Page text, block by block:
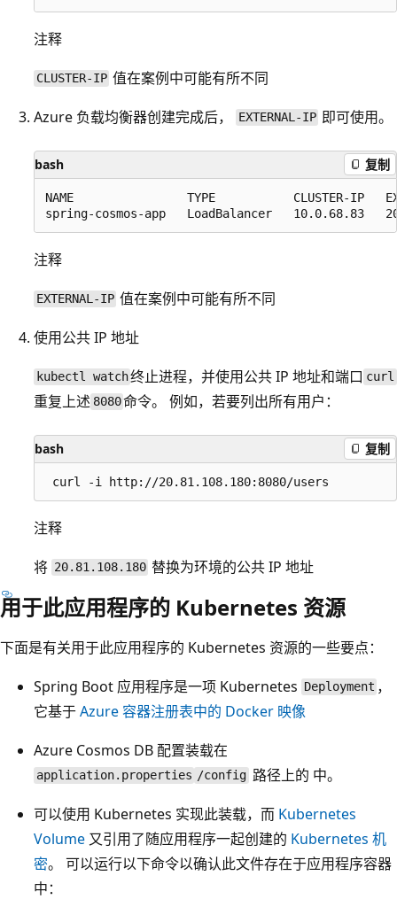
注释
CLUSTER-IP 值在案例中可能有所不同
Azure 负载均衡器创建完成后，
EXTERNAL-IP 即可使用。
bash 复制
NAME                TYPE           CLUSTER-IP
注释
EXTERNAL-IP 值在案例中可能有所不同
使用公共 IP 地址
kubectl watch终止进程，并使用公共 IP 地址和端口 curl
重复上述 8080命令。 例如，若要列出所有用户：
bash 复制
注释
将 20.81.108.180 替换为环境的公共 IP 地址
用于此应用程序的 Kubernetes 资源
下面是有关用于此应用程序的 Kubernetes 资源的一些要点：
Spring Boot 应用程序是一项 Kubernetes Deployment ，
它基于Azure 容器注册表中的 Docker 映像
Azure Cosmos DB 配置装载在
application.properties /config 路径上的 中。
可以使用 Kubernetes 实现此装载，而 Kubernetes
Volume 又引用了随应用程序一起创建的 Kubernetes 机
密。 可以运行以下命令以确认此文件存在于应用程序容器
中：